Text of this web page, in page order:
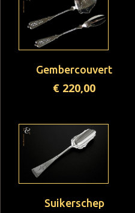
Gembercouvert
€ 220,00
Suikerschep